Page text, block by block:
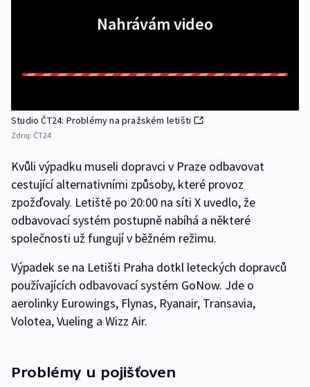
Nahrávám video
Studio ČT24: Problémy na pražském letišti
Zdroj: ČT24
Kvůli výpadku museli dopravci v Praze odbavovat
cestující alternativními způsoby, které provoz
zpožďovaly. Letiště po 20:00 na síti X uvedlo, že
odbavovací systém postupně nabíhá a některé
společnosti už fungují v běžném režimu.
Výpadek se na Letišti Praha dotkl leteckých dopravců
používajících odbavovací systém GoNow. Jde o
aerolinky Eurowings, Flynas, Ryanair, Transavia,
Volotea, Vueling a Wizz Air.
Problémy u pojišťoven